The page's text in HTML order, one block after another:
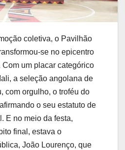
coletiva, o Pavilhão
se no epicentro
um placar categórico
a seleção angolana de
com orgulho, o troféu do
o seu estatuto de
E no meio da festa,
final, estava o
João Lourenço, que